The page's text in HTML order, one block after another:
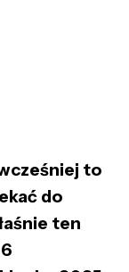
to
do
ten